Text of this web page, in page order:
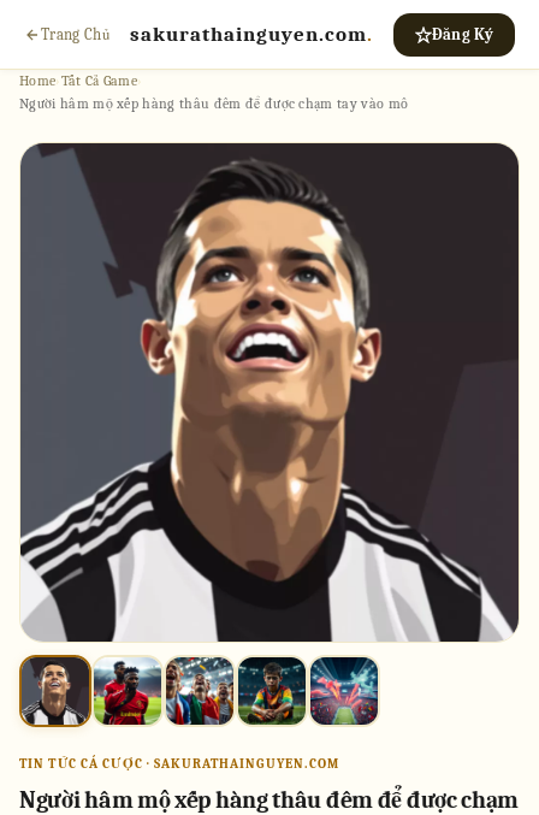
Trang Chủ sakurathainguyen.com. Đăng Ký
Home›Tất Cả Game›
Người hâm mộ xếp hàng thâu đêm để được chạm tay vào mô
TIN TỨC CÁ CƯỢC · SAKURATHAINGUYEN.COM
Người hâm mộ xếp hàng thâu đêm để được chạm